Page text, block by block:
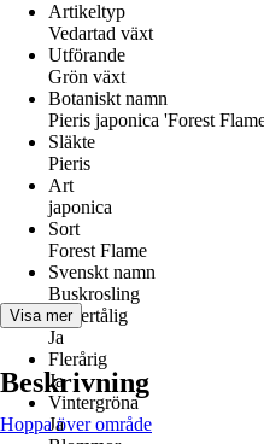
Artikeltyp
Vedartad växt
Utförande
Grön växt
Botaniskt namn
Pieris japonica 'Forest
Släkte
Pieris
Art
japonica
Sort
Forest Flame
Svenskt namn
Buskrosling
Vintertålig
Ja
Flerårig
Ja
Vintergröna
Ja
Visa mer
Beskrivning
Hoppa över område